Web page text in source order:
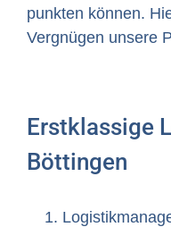
punkten können.
Vergnügen unsere
Erstklassige
Böttingen